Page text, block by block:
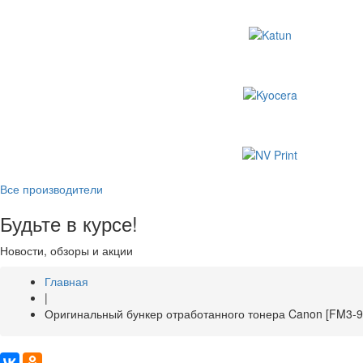
Все производители
Будьте в курсе!
Новости, обзоры и акции
Главная
|
Оригинальный бункер отработанного тонера Canon [FM3-